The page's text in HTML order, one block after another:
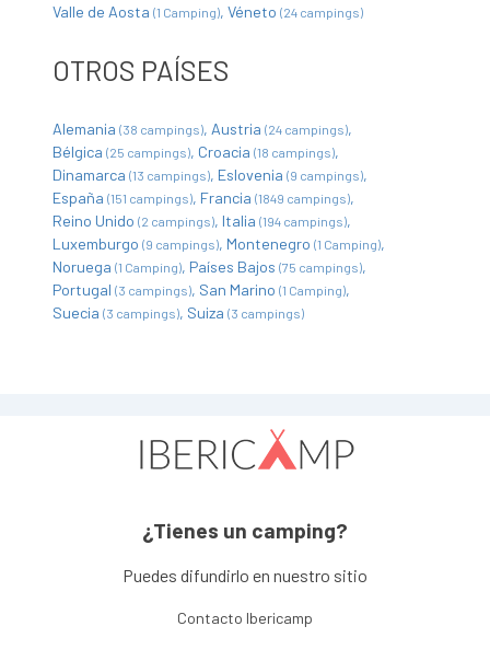
Valle de Aosta (1 Camping) Véneto (24 campings)
OTROS PAÍSES
Alemania (38 campings) Austria (24 campings)
Bélgica (25 campings) Croacia (18 campings)
Dinamarca (13 campings) Eslovenia (9 campings)
España (151 campings) Francia (1849 campings)
Reino Unido (2 campings) Italia (194 campings)
Luxemburgo (9 campings) Montenegro (1 Camping)
Noruega (1 Camping) Países Bajos (75 campings)
Portugal (3 campings) San Marino (1 Camping)
Suecia (3 campings) Suiza (3 campings)
¿Tienes un camping?
Puedes difundirlo en nuestro sitio
Contacto Ibericamp